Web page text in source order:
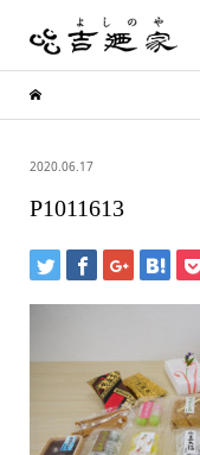
2020.06.17
P1011613